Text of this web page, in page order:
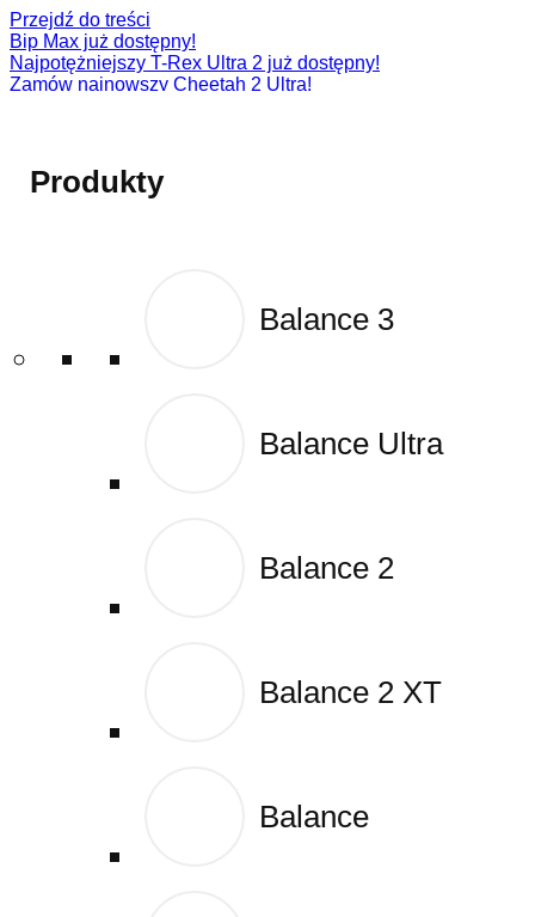
Przejdź do treści
Bip Max już dostępny!
Najpotężniejszy T-Rex Ultra 2 już dostępny!
Zamów najnowszy Cheetah 2 Ultra!
Produkty
Balance 3
Balance Ultra
Balance 2
Balance 2 XT
Balance
Produkty
Balance 3
Balance Ultra
Balance 2
Balance 2 XT
Balance